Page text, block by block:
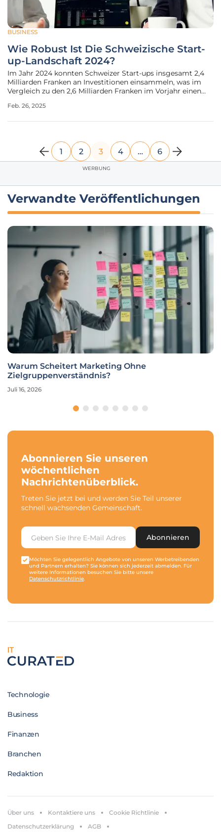
BUSINESS
Wie Robust Ist Die Schweizische Start-
up-Landschaft 2024?
Im Jahr 2024 konnten Schweizer Start-ups insgesamt 2,4
Milliarden Franken an Investitionen einsammeln, was im
Vergleich zu den 2,6 Milliarden Franken im Vorjahr einen
Sektor, der einen Rückgang von 34 Prozent verzeichnen
Feb. 26, 2025
1 2 3 4 … 6
WERBUNG
Verwandte Veröffentlichungen
Warum Scheitert Marketing Ohne
Zielgruppenverständnis?
Juli 16, 2026
Abonnieren Sie unseren
wöchentlichen
Nachrichtenüberblick.
Treten Sie jetzt bei und werden Sie Teil unserer
schnell wachsenden Gemeinschaft.
Abonnieren
Möchten Sie gelegentlich Angebote von unseren Werbetreibenden
und Partnern erhalten? Sie können sich jederzeit abmelden. Für
weitere Informationen besuchen Sie bitte unsere
Datenschutzrichtlinie.
IT
Technologie
Business
Finanzen
Branchen
Redaktion
Über uns Kontaktiere uns
Cookie Richtlinie
Datenschutzerklärung
AGB